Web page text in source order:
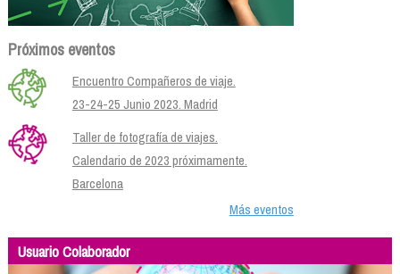
Próximos eventos
Encuentro Compañeros de viaje.
23-24-25 Junio 2023. Madrid
Taller de fotografía de viajes.
Calendario de 2023 próximamente.
Barcelona
Más eventos
Usuario Colaborador